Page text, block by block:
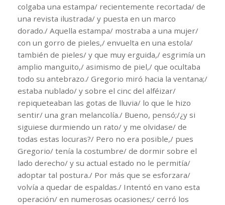
colgaba una estampa/ recientemente recortada/ de
una revista ilustrada/ y puesta en un marco
dorado./ Aquella estampa/ mostraba a una mujer/
con un gorro de pieles,/ envuelta en una estola/
también de pieles/ y que muy erguida,/ esgrimía un
amplio manguito,/ asimismo de piel,/ que ocultaba
todo su antebrazo./ Gregorio miró hacia la ventana;/
estaba nublado/ y sobre el cinc del alféizar/
repiqueteaban las gotas de lluvia/ lo que le hizo
sentir/ una gran melancolía./ Bueno, pensó;/¿y si
siguiese durmiendo un rato/ y me olvidase/ de
todas estas locuras?/ Pero no era posible,/ pues
Gregorio/ tenía la costumbre/ de dormir sobre el
lado derecho/ y su actual estado no le permitía/
adoptar tal postura./ Por más que se esforzara/
volvía a quedar de espaldas./ Intentó en vano esta
operación/ en numerosas ocasiones;/ cerró los